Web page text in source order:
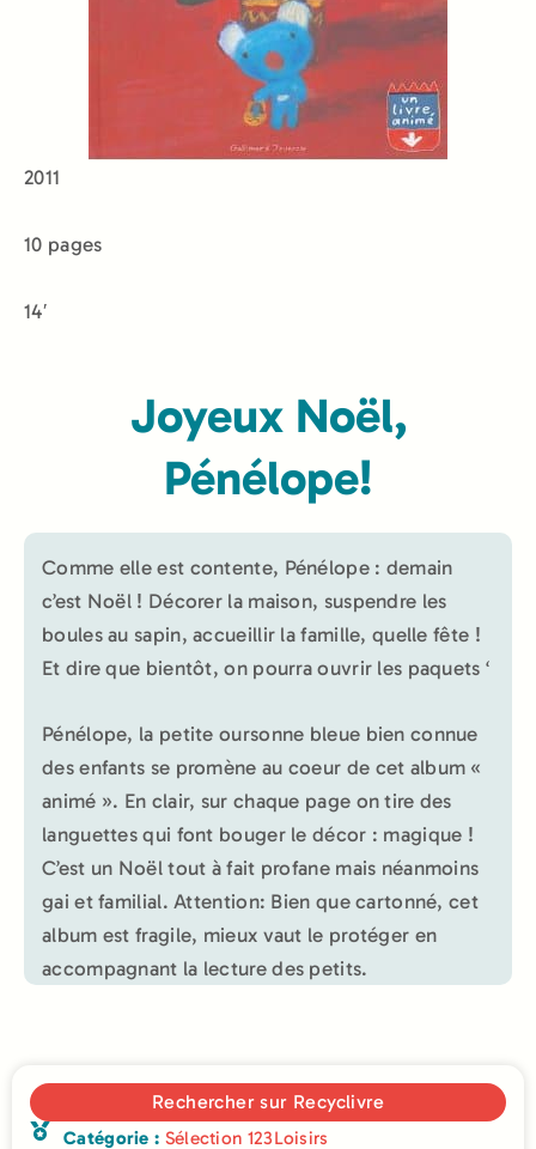
2011
10 pages
14′
Joyeux Noël,
Pénélope!
Comme elle est contente, Pénélope : demain
c’est Noël ! Décorer la maison, suspendre les
boules au sapin, accueillir la famille, quelle fête !
Et dire que bientôt, on pourra ouvrir les paquets ‘
Pénélope, la petite oursonne bleue bien connue
des enfants se promène au coeur de cet album «
animé ». En clair, sur chaque page on tire des
languettes qui font bouger le décor : magique !
C’est un Noël tout à fait profane mais néanmoins
gai et familial. Attention: Bien que cartonné, cet
album est fragile, mieux vaut le protéger en
accompagnant la lecture des petits.
Rechercher sur Recyclivre
Catégorie : Sélection 123Loisirs